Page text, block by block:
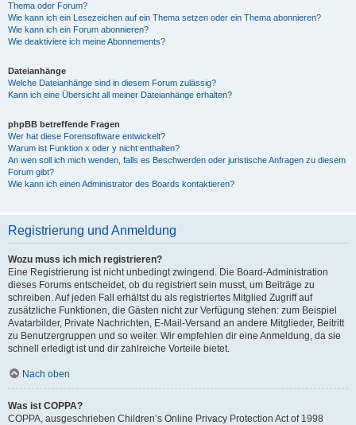
Thema oder Forum?
Wie kann ich ein Lesezeichen auf ein Thema setzen oder ein Thema abonnieren?
Wie kann ich ein Forum abonnieren?
Wie deaktiviere ich meine Abonnements?
Dateianhänge
Welche Dateianhänge sind in diesem Forum zulässig?
Kann ich eine Übersicht all meiner Dateianhänge erhalten?
phpBB betreffende Fragen
Wer hat diese Forensoftware entwickelt?
Warum ist Funktion x oder y nicht enthalten?
An wen soll ich mich wenden, falls es Beschwerden oder juristische Anfragen zu diesem
Forum gibt?
Wie kann ich einen Administrator des Boards kontaktieren?
Registrierung und Anmeldung
Wozu muss ich mich registrieren?
Eine Registrierung ist nicht unbedingt zwingend. Die Board-Administration
dieses Forums entscheidet, ob du registriert sein musst, um Beiträge zu
schreiben. Auf jeden Fall erhältst du als registriertes Mitglied Zugriff auf
zusätzliche Funktionen, die Gästen nicht zur Verfügung stehen: zum Beispiel
Avatarbilder, Private Nachrichten, E-Mail-Versand an andere Mitglieder, Beitritt
zu Benutzergruppen und so weiter. Wir empfehlen dir eine Anmeldung, da sie
schnell erledigt ist und dir zahlreiche Vorteile bietet.
Nach oben
Was ist COPPA?
COPPA, ausgeschrieben Children’s Online Privacy Protection Act of 1998